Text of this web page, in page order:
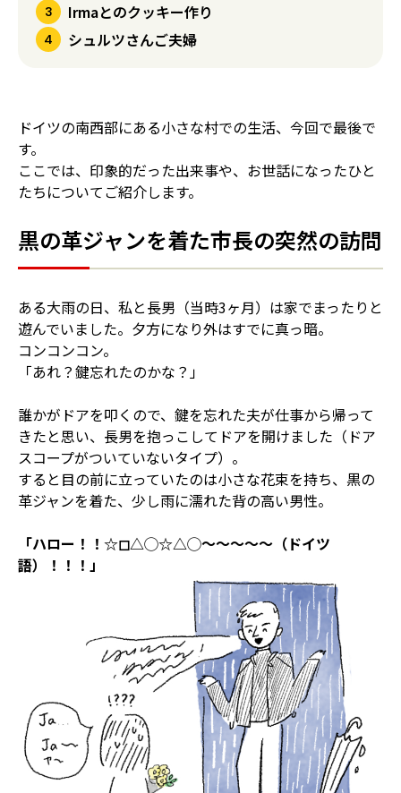
Irmaとのクッキー作り
シュルツさんご夫婦
ドイツの南西部にある小さな村での生活、今回で最後で
す。
ここでは、印象的だった出来事や、お世話になったひと
たちについてご紹介します。
黒の革ジャンを着た市長の突然の訪問
ある大雨の日、私と長男（当時3ヶ月）は家でまったりと
遊んでいました。夕方になり外はすでに真っ暗。
コンコンコン。
「あれ？鍵忘れたのかな？」
誰かがドアを叩くので、鍵を忘れた夫が仕事から帰って
きたと思い、長男を抱っこしてドアを開けました（ドア
スコープがついていないタイプ）。
すると目の前に立っていたのは小さな花束を持ち、黒の
革ジャンを着た、少し雨に濡れた背の高い男性。
「ハロー！！☆◻︎△◯☆△◯〜〜〜〜〜（ドイツ
語）！！！」